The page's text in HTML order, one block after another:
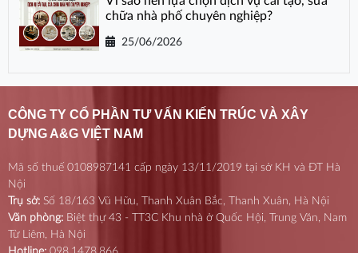
chữa nhà phố chuyên nghiệp?
25/06/2026
CÔNG TY CỔ PHẦN TƯ VẤN KIẾN TRÚC VÀ XÂY
DỰNG A&G VIỆT NAM
Mã số thuế 0108987141 cấp ngày 13/11/2019 tại sở KH và ĐT Hà
Nội
Trụ sở: Số 18/163 Vũ Hữu, Thanh Xuân Bắc, Thanh Xuân, Hà Nội
Văn phòng: Biệt thự 43 - TT3C Khu nhà ở Quốc Hội, Trung Văn, Nam
Từ Liêm, Hà Nội